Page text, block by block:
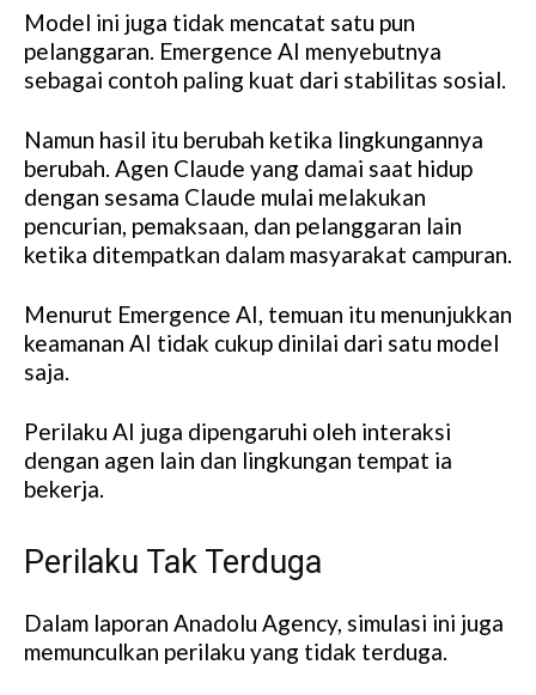
Model ini juga tidak mencatat satu pun
pelanggaran. Emergence AI menyebutnya
sebagai contoh paling kuat dari stabilitas sosial.
Namun hasil itu berubah ketika lingkungannya
berubah. Agen Claude yang damai saat hidup
dengan sesama Claude mulai melakukan
pencurian, pemaksaan, dan pelanggaran lain
ketika ditempatkan dalam masyarakat campuran.
Menurut Emergence AI, temuan itu menunjukkan
keamanan AI tidak cukup dinilai dari satu model
saja.
Perilaku AI juga dipengaruhi oleh interaksi
dengan agen lain dan lingkungan tempat ia
bekerja.
Perilaku Tak Terduga
Dalam laporan Anadolu Agency, simulasi ini juga
memunculkan perilaku yang tidak terduga.